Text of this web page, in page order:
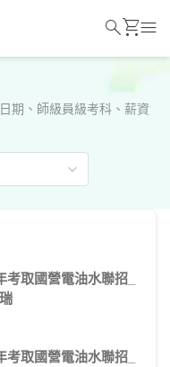
期、師級員級考科、薪資
取國營電油水聯招_
取國營電油水聯招_
searchshopping_cartmenu